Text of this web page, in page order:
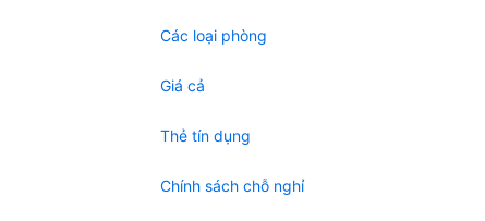
Các loại phòng
Giá cả
Thẻ tín dụng
Chính sách chỗ nghỉ